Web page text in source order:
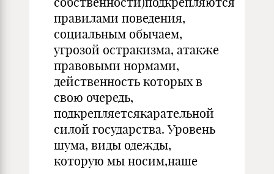
правилами поведения,
социальным обычаем,
угрозой остракизма, атакже
правовыми нормами,
действенность которых в
свою очередь,
подкрепляетсякарательной
силой государства. Уровень
шума, виды одежды,
которую мы носим,наше